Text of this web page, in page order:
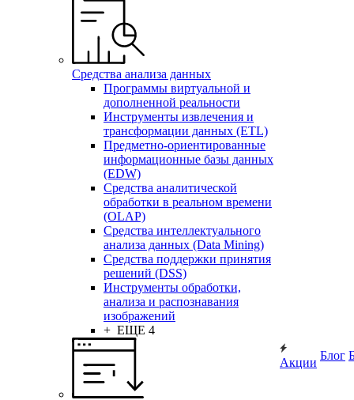
Средства анализа данных
Программы виртуальной и
дополненной реальности
Инструменты извлечения и
трансформации данных (ETL)
Предметно-ориентированные
информационные базы данных
(EDW)
Средства аналитической
обработки в реальном времени
(OLAP)
Средства интеллектуального
анализа данных (Data Mining)
Средства поддержки принятия
решений (DSS)
Инструменты обработки,
анализа и распознавания
изображений
+ ЕЩЕ 4
Акции
Блог